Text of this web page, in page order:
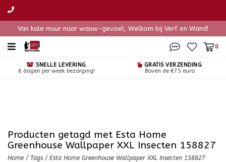
Van kale muur naar wauw-gevoel, Welkom bij Verf en Wand!
0
SNELLE LEVERING
6 dagen per week bezorging!
GRATIS VERZENDING
Boven de €75 euro
Producten getagd met Esta Home
Greenhouse Wallpaper XXL Insecten 158827
Home / Tags / Esta Home Greenhouse Wallpaper XXL Insecten 158827